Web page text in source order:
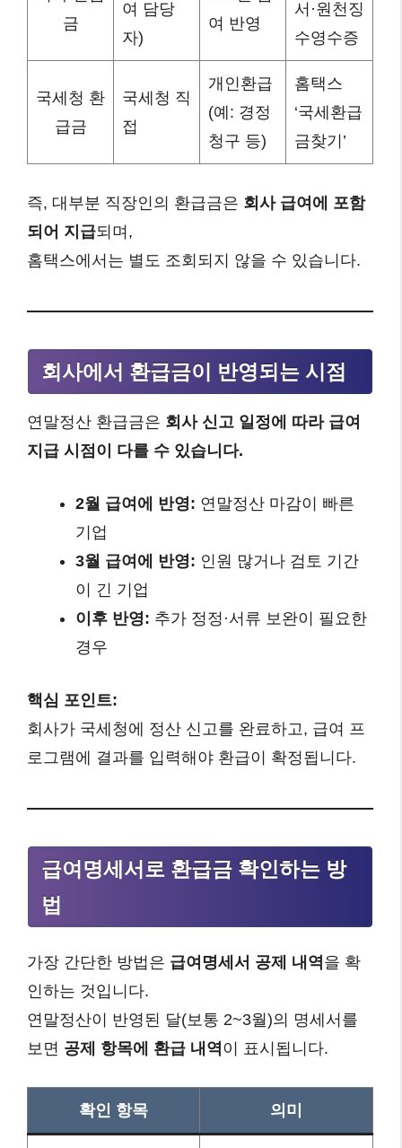
금
여 담당
자)
여 반영
서·원천징
수영수증
국세청 환
급금
국세청 직
접
개인환급
(예: 경정
청구 등)
홈택스
‘국세환급
금찾기’
즉, 대부분 직장인의 환급금은 회사 급여에 포함
되어 지급되며,
홈택스에서는 별도 조회되지 않을 수 있습니다.
회사에서 환급금이 반영되는 시점
연말정산 환급금은 회사 신고 일정에 따라 급여
지급 시점이 다를 수 있습니다.
2월 급여에 반영: 연말정산 마감이 빠른
기업
3월 급여에 반영: 인원 많거나 검토 기간
이 긴 기업
이후 반영: 추가 정정·서류 보완이 필요한
경우
핵심 포인트:
회사가 국세청에 정산 신고를 완료하고, 급여 프
로그램에 결과를 입력해야 환급이 확정됩니다.
급여명세서로 환급금 확인하는 방
법
가장 간단한 방법은 급여명세서 공제 내역 을 확
인하는 것입니다.
연말정산이 반영된 달(보통 2~3월)의 명세서를
보면 공제 항목에 환급 내역 이 표시됩니다.
확인 항목 의미